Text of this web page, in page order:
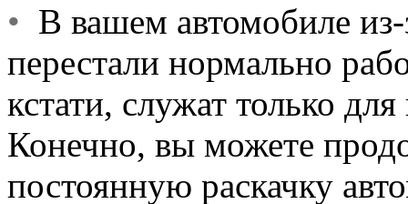
• В вашем автомобиле
перестали нормально
кстати, служат только
Конечно, вы можете
постоянную раскачку